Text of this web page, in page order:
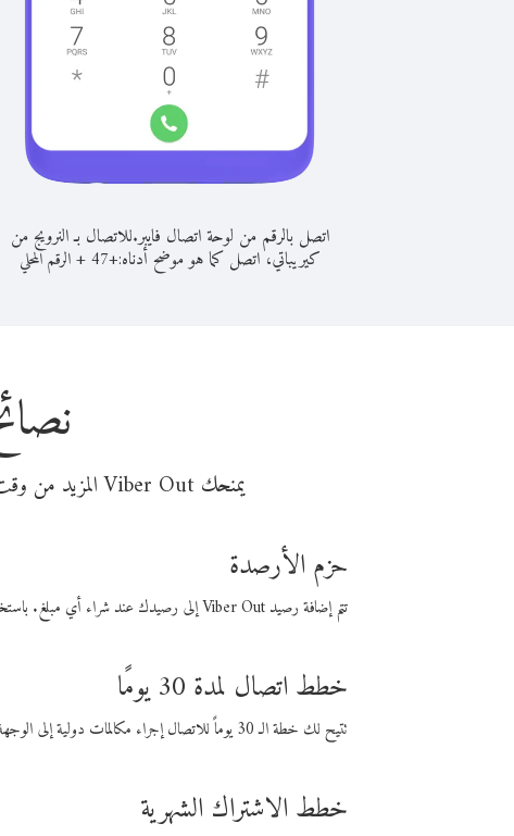
اتصل بالرقم من لوحة اتصال فايبر.للاتصال بـ النرويج من
كيريباتي، اتصل كما هو موضح أدناه:+
47
+الرقم المحلي
يمنحك Viber Out المزيد من وقت المكالمة مقابل تكلفة أقل من المال. اختر من أحد خيارات الاتصال المرنة ذات السعر المنخفض:
حزم الأرصدة
تتم إضافة رصيد Viber Out إلى رصيدك عند شراء أي مبلغ. باستخدام رصيدك، يمكنك إجراء مكالمات إلى أي رقم في العالم بأسعار فايبر المنخفضة.
خطط اتصال لمدة 30 يومًا
تتيح لك خطة الـ 30 يوماً للاتصال إجراء مكالمات دولية إلى الوجهة التي تختارها لمدة 30 يوماً بأسعار فايبر المنخفضة.
خطط الاشتراك الشهرية